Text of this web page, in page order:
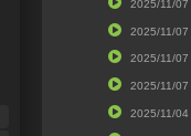
2025/11/07
2025/11/07
2025/11/07
2025/11/07
2025/11/04